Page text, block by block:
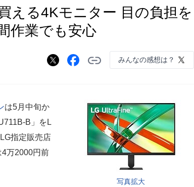
える4Kモニター 目の負担を
作業でも安心
みんなの感想は？
写真拡大
は5月中旬か
B」をL
指定販売店
万2000円前